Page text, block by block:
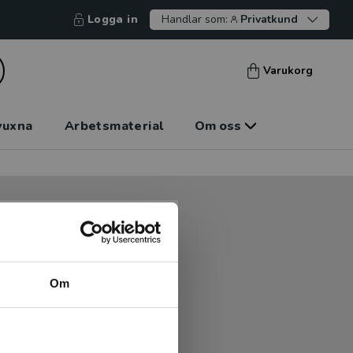
Om
Logga in Handlar som: Privatkund
Varukorg
Arbetsmaterial Om oss
betala mot faktura
hos oss.